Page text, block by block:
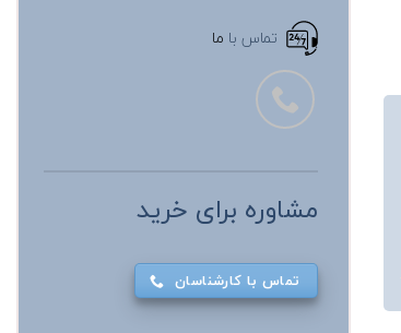
تماس با ما
مشاوره برای خرید
تماس با کارشناسان